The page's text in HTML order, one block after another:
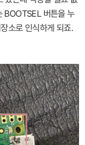
BOOTSEL 버튼을 누
소로 인식하게 되죠.